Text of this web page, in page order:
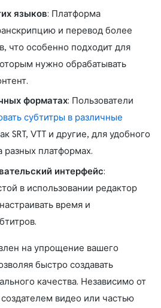
языков: Платформа
и перевод более
что особенно подходит для
нужно обрабатывать
форматах: Пользователи
субтитры в различные
SRT, VTT и другие, для удобного
разных платформах.
интерфейс:
в использовании редактор
время и
на упрощение вашего
быстро создавать
качества. Независимо от
видео или частью